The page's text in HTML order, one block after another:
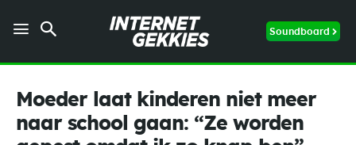
Soundboard
Moeder laat kinderen niet meer
naar school gaan: “Ze worden